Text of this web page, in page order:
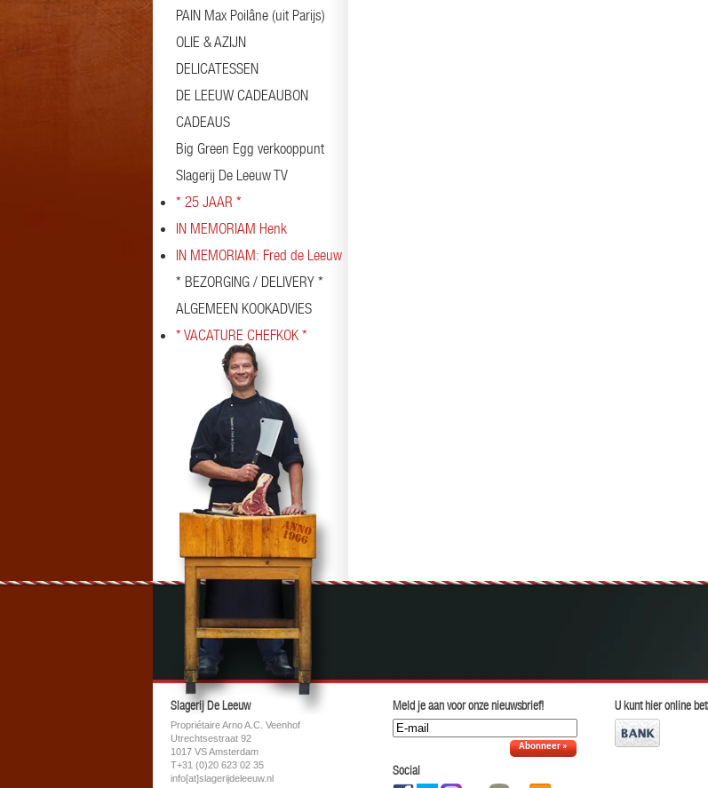
PAIN Max Poilâne (uit Parijs)
OLIE & AZIJN
DELICATESSEN
DE LEEUW CADEAUBON
CADEAUS
Big Green Egg verkooppunt
Slagerij De Leeuw TV
* 25 JAAR *
IN MEMORIAM Henk
IN MEMORIAM: Fred de Leeuw
* BEZORGING / DELIVERY *
ALGEMEEN KOOKADVIES
* VACATURE CHEFKOK *
Slagerij De Leeuw
Propriétaire Arno A.C. Veenhof
Utrechtsestraat 92
1017 VS Amsterdam
T+31 (0)20 623 02 35
info[at]slagerijdeleeuw.nl
Meld je aan voor onze nieuwsbrief!
Abonneer »
Social
U kunt hier online